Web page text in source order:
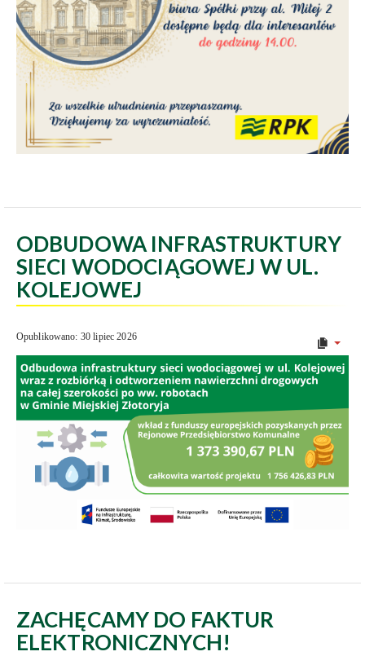
ODBUDOWA INFRASTRUKTURY
SIECI WODOCIĄGOWEJ W UL.
KOLEJOWEJ
Opublikowano: 30 lipiec 2026
ZACHĘCAMY DO FAKTUR
ELEKTRONICZNYCH!